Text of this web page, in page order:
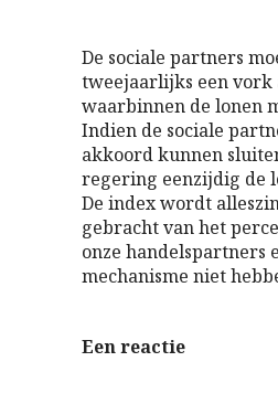
De sociale partners
tweejaarlijks een vork
waarbinnen de lonen
Indien de sociale
akkoord kunnen
regering eenzijdig de
De index wordt
gebracht van het
onze handelspartners
mechanisme niet
Een reactie